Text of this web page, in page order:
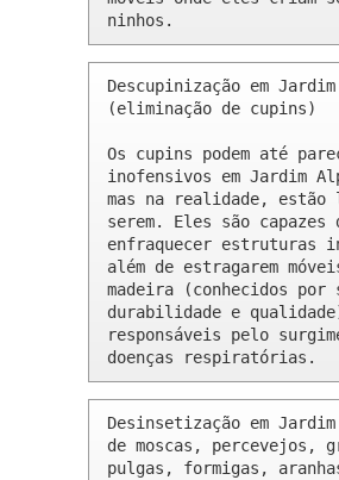
ninhos.
Descupinização em
(eliminação de cupins)
Os cupins podem até
inofensivos em Jardim
mas na realidade, estão
serem. Eles são capazes
enfraquecer estruturas
além de estragarem
madeira (conhecidos por
durabilidade e
responsáveis pelo
doenças respiratórias.
Desinsetização em
de moscas, percevejos,
pulgas, formigas,